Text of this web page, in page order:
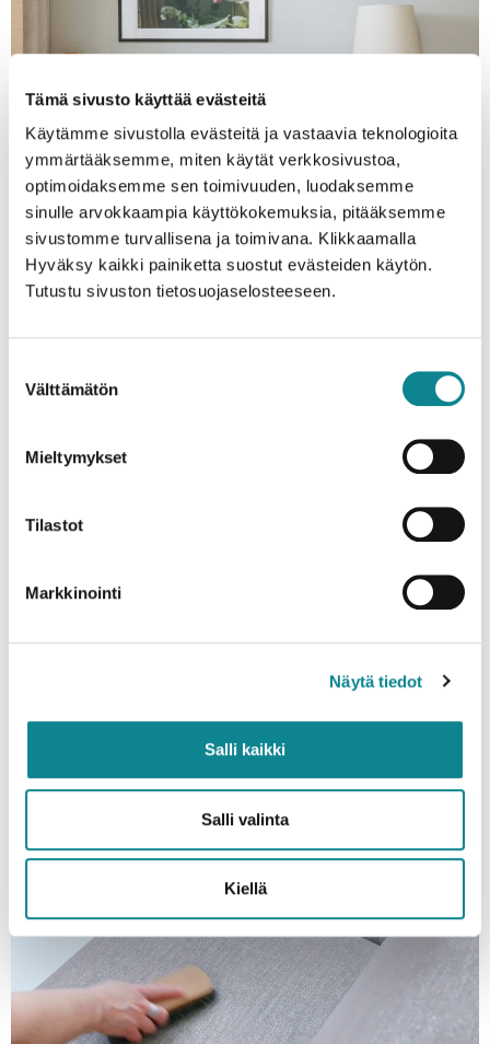
Tämä sivusto käyttää evästeitä
Käytämme sivustolla evästeitä ja vastaavia teknologioita
ymmärtääksemme, miten käytät verkkosivustoa,
optimoidaksemme sen toimivuuden, luodaksemme
sinulle arvokkaampia käyttökokemuksia, pitääksemme
sivustomme turvallisena ja toimivana. Klikkaamalla
Hyväksy kaikki painiketta suostut evästeiden käytön.
Tutustu sivuston tietosuojaselosteeseen.
valinta
Välttämätön
Mieltymykset
Tilastot
Markkinointi
Näytä tiedot
Salli kaikki
Salli valinta
Kiellä
Katso videolta tai lue ohjeet mm. sähkötyöpöydän resetointiin,
etupyörällisten tuolien oikeaoppiseen käyttöön, sohvan tai
nojatuolien jalkojen kiristykseen.
Perehdytys Junet-kalusteiden
käyttöön ja huoltoon
Perehdytyksen avulla opit miten kannattaa toimia, jotta
kalusteiden käyttö ja huolto sujuu mahdollisimman vaivattomasti
ja mistä löydät tarvitsemasi tiedot.
Verhoiltujen kalusteiden hoito-